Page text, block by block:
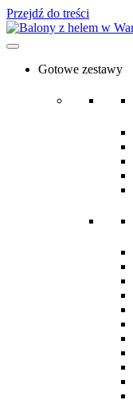
Przejdź do treści
Gotowe zestawy